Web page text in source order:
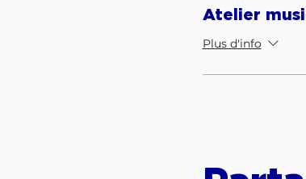
Atelier
Plus d'info